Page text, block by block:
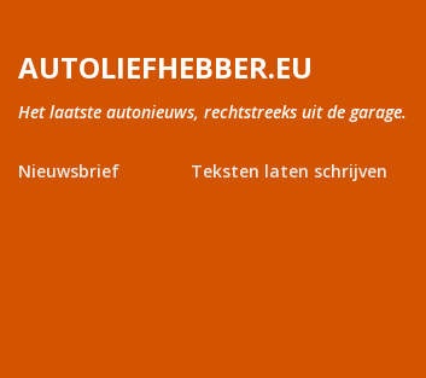
AUTOLIEFHEBBER.EU
Het laatste autonieuws, rechtstreeks uit de garage.
Nieuwsbrief Teksten laten schrijven